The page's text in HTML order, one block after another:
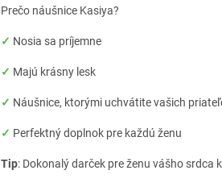
Prečo náušnice Kasiya?
✓ Nosia sa príjemne
✓ Majú krásny lesk
✓ Náušnice, ktorými uchvátite vašich
✓ Perfektný doplnok pre každú ženu
Tip: Dokonalý darček pre ženu vášho srdca